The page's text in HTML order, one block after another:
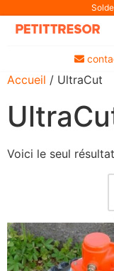
Accueil / UltraCut
Voici le seul résultat